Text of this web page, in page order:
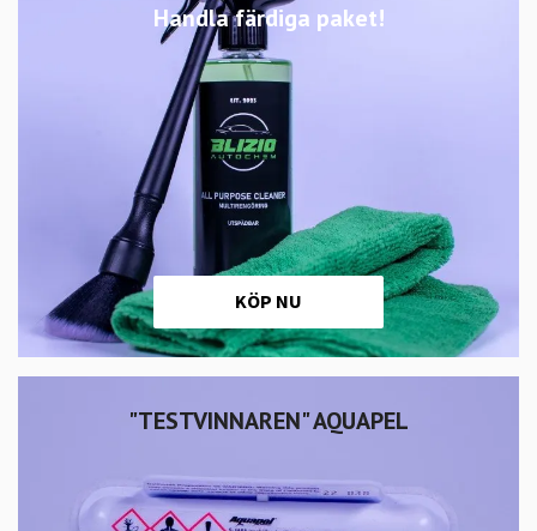
Handla färdiga paket!
KÖP NU
"TESTVINNAREN" AQUAPEL